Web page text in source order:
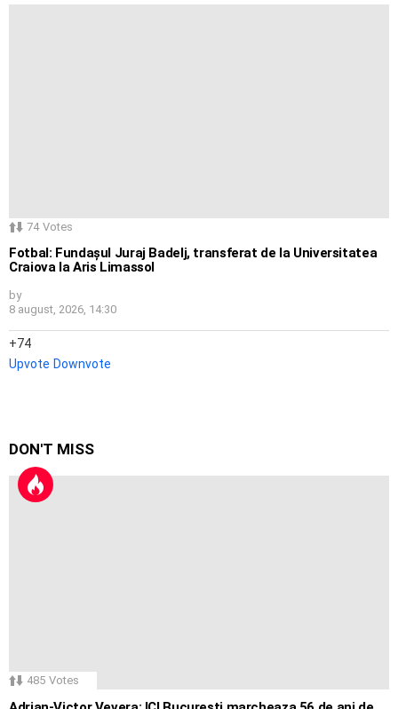
74 Votes
Fotbal: Fundașul Juraj Badelj, transferat de la Universitatea
Craiova la Aris Limassol
by
8 august, 2026, 14:30
74
Upvote Downvote
DON'T MISS
485 Votes